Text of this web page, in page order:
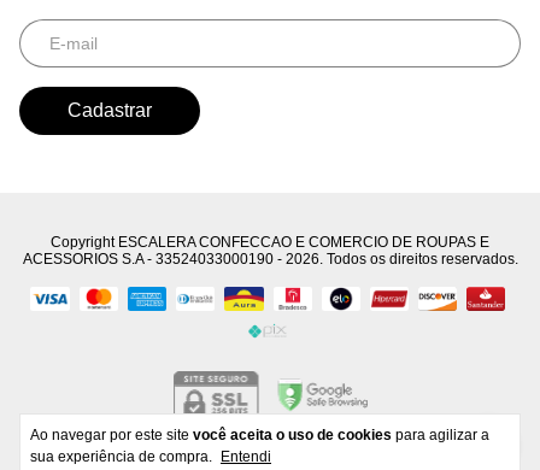
Ao navegar por este site você aceita o uso de cookies para agilizar a
sua experiência de compra.
Entendi
Copyright ESCALERA CONFECCAO E COMERCIO DE ROUPAS E
ACESSORIOS S.A - 33524033000190 - 2026. Todos os direitos reservados.
Developed by